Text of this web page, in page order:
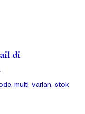
di
multi-varian, stok